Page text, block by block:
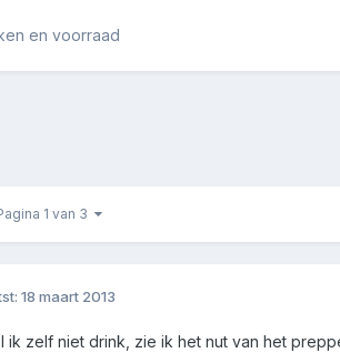
en voorraad
1 van 3
18 maart 2013
ik zelf niet drink, zie ik het nut van het